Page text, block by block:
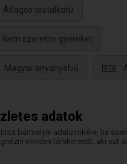
Átlagos testalkatú
Nem szeretne gyereket
Magyar anyanyelvű
adatok
bármelyik adatcímkére, ha
minden társkeresőt, aki ezt